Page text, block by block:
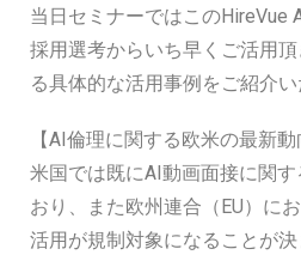
当日セミナーではこのHireVue
採用選考からいち早くご活用
る具体的な活用事例をご紹介い
【AI倫理に関する欧米の最新動
米国では既にAI動画面接に関
おり、また欧州連合（EU）に
活用が規制対象になることが